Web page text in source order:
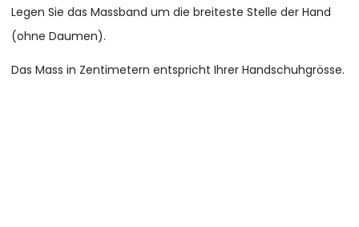
Legen Sie das Massband um die breiteste Stelle der Hand
(ohne Daumen).
Das Mass in Zentimetern entspricht Ihrer Handschuhgrösse.